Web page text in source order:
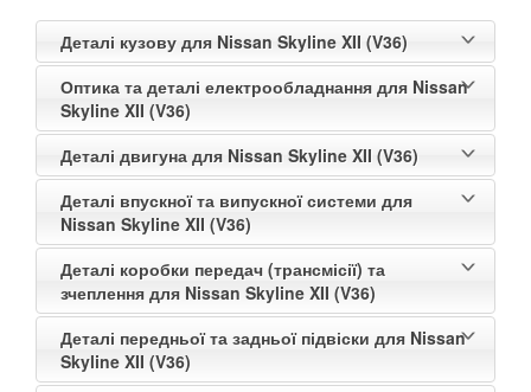
TOYOTA keyboard_arrow_down
VOLKSWAGEN keyboard_arrow_down
VOLVO
В наявності!
Деталі кузову для Nissan Skyline XII (V36)
Оптика та деталі електрообладнання для Nissan
Skyline XII (V36)
Деталі двигуна для Nissan Skyline XII (V36)
Деталі впускної та випускної системи для
Nissan Skyline XII (V36)
Деталі коробки передач (трансмісії) та
зчеплення для Nissan Skyline XII (V36)
Деталі передньої та задньої підвіски для Nissan
Skyline XII (V36)